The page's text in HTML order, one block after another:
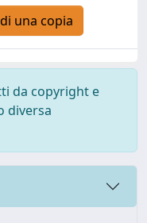
una copia
da copyright e
diversa